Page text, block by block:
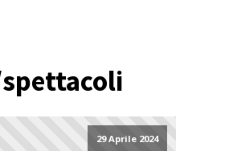
29 Aprile 2024